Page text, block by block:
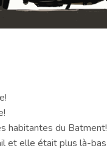
habitantes du Batment!
et elle était plus là-bas